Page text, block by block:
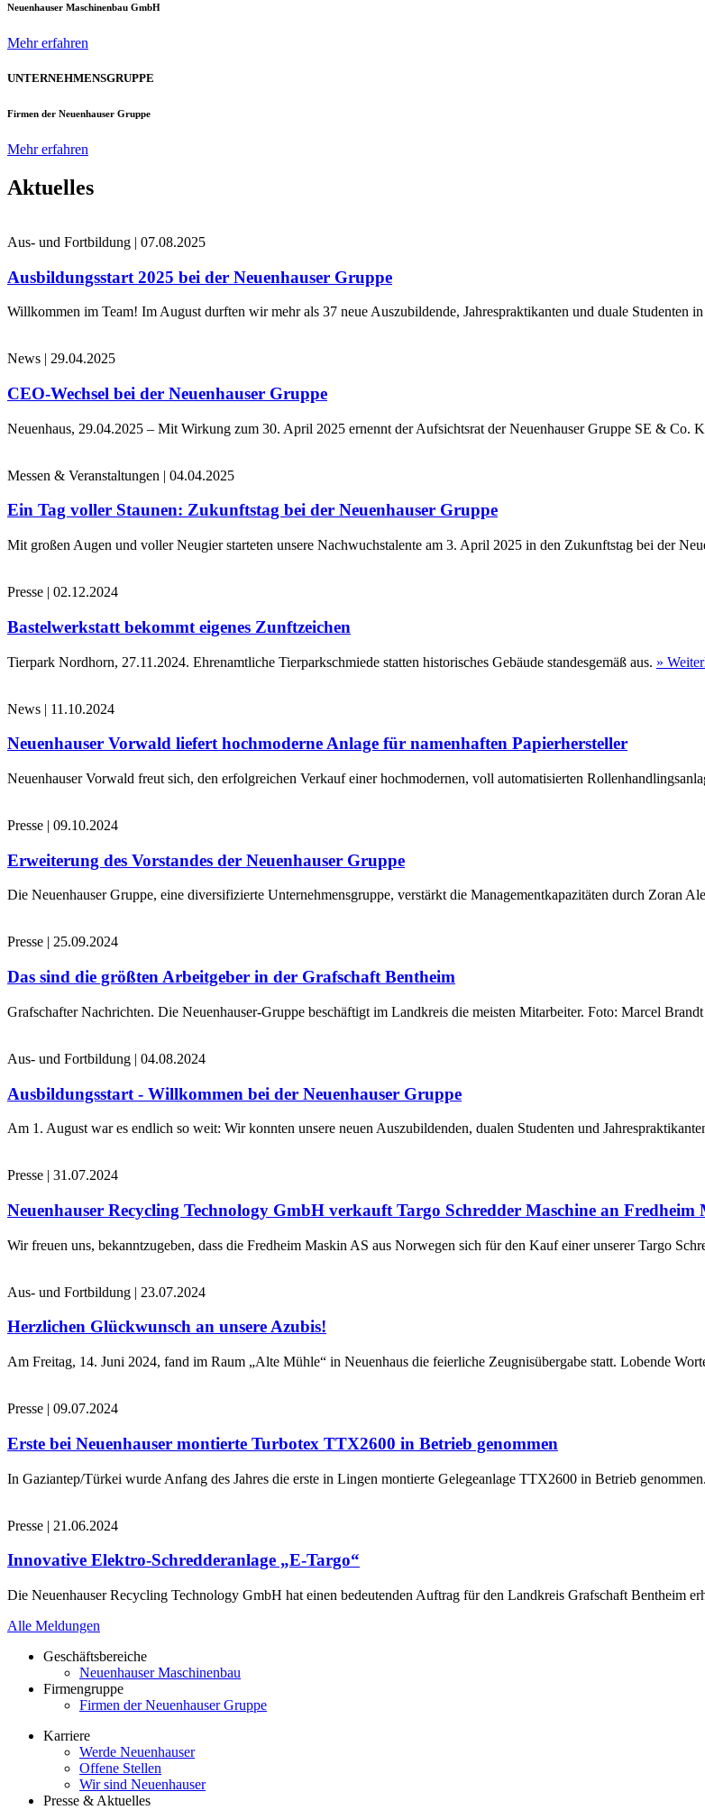
Neuenhauser Maschinenbau GmbH
Mehr erfahren
UNTERNEHMENSGRUPPE
Firmen der Neuenhauser Gruppe
Mehr erfahren
Aktuelles
Aus- und Fortbildung | 07.08.2025
Ausbildungsstart 2025 bei der Neuenhauser Gruppe
Willkommen im Team! Im August durften wir mehr als 37 neue Auszubildende, Jahrespraktikanten und duale Studenten
News | 29.04.2025
CEO-Wechsel bei der Neuenhauser Gruppe
Neuenhaus, 29.04.2025 – Mit Wirkung zum 30. April 2025 ernennt der Aufsichtsrat der Neuenhauser Gruppe SE & Co.
Messen & Veranstaltungen | 04.04.2025
Ein Tag voller Staunen: Zukunftstag bei der Neuenhauser Gruppe
Mit großen Augen und voller Neugier starteten unsere Nachwuchstalente am 3. April 2025 in den Zukunftstag bei der
Presse | 02.12.2024
Bastelwerkstatt bekommt eigenes Zunftzeichen
Tierpark Nordhorn, 27.11.2024. Ehrenamtliche Tierparkschmiede statten historisches Gebäude standesgemäß aus. »
News | 11.10.2024
Neuenhauser Vorwald liefert hochmoderne Anlage für namenhaften Papierhersteller
Neuenhauser Vorwald freut sich, den erfolgreichen Verkauf einer hochmodernen, voll automatisierten
Presse | 09.10.2024
Erweiterung des Vorstandes der Neuenhauser Gruppe
Die Neuenhauser Gruppe, eine diversifizierte Unternehmensgruppe, verstärkt die Managementkapazitäten durch Zoran
Presse | 25.09.2024
Das sind die größten Arbeitgeber in der Grafschaft Bentheim
Grafschafter Nachrichten. Die Neuenhauser-Gruppe beschäftigt im Landkreis die meisten Mitarbeiter. Foto: Marcel Brandt
Aus- und Fortbildung | 04.08.2024
Ausbildungsstart - Willkommen bei der Neuenhauser Gruppe
Am 1. August war es endlich so weit: Wir konnten unsere neuen Auszubildenden, dualen Studenten und
Presse | 31.07.2024
Neuenhauser Recycling Technology GmbH verkauft Targo Schredder Maschine an Fredheim
Wir freuen uns, bekanntzugeben, dass die Fredheim Maskin AS aus Norwegen sich für den Kauf einer unserer Targo
Aus- und Fortbildung | 23.07.2024
Herzlichen Glückwunsch an unsere Azubis!
Am Freitag, 14. Juni 2024, fand im Raum „Alte Mühle“ in Neuenhaus die feierliche Zeugnisübergabe statt. Lobende
Presse | 09.07.2024
Erste bei Neuenhauser montierte Turbotex TTX2600 in Betrieb genommen
In Gaziantep/Türkei wurde Anfang des Jahres die erste in Lingen montierte Gelegeanlage TTX2600 in Betrieb
Presse | 21.06.2024
Innovative Elektro-Schredderanlage „E-Targo“
Die Neuenhauser Recycling Technology GmbH hat einen bedeutenden Auftrag für den Landkreis Grafschaft Bentheim
Alle Meldungen
Geschäftsbereiche
Neuenhauser Maschinenbau
Firmengruppe
Firmen der Neuenhauser Gruppe
Karriere
Werde Neuenhauser
Offene Stellen
Wir sind Neuenhauser
Presse & Aktuelles